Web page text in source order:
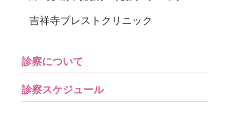
吉祥寺ブレストクリニック
診察について
診察スケジュール